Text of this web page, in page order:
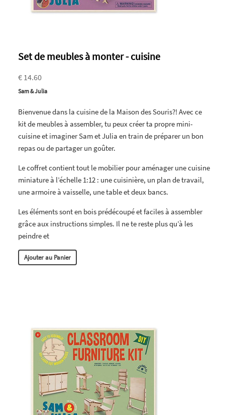
Set de meubles à monter - cuisine
€ 14.60
Sam & Julia
Bienvenue dans la cuisine de la Maison des Souris?! Avec ce
kit de meubles à assembler, tu peux créer ta propre mini-
cuisine et imaginer Sam et Julia en train de préparer un bon
repas ou de partager un goûter.
Le coffret contient tout le mobilier pour aménager une cuisine
miniature à l’échelle 1:12 : une cuisinière, un plan de travail,
une armoire à vaisselle, une table et deux bancs.
Les éléments sont en bois prédécoupé et faciles à assembler
grâce aux instructions simples. Il ne te reste plus qu’à les
peindre et
Ajouter au Panier